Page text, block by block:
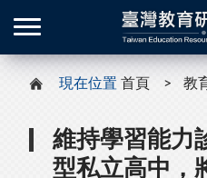
現在位置 首頁 教
維持學習能力
型私立高中，